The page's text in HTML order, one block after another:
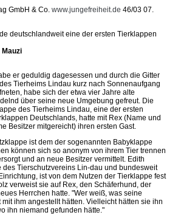
GmbH & Co. www.jungefreiheit.de 46/03 07.
deutschlandweit eine der ersten Tierklappen
Mauzi
er geduldig dagesessen und durch die Gitter
Tierheims Lindau kurz nach Sonnenaufgang
habe sich der etwa vier Jahre alte
über seine neue Umgebung gefreut. Die
des Tierheims Lindau, eine der ersten
Deutschlands, hatte mit Rex (Name und
Besitzer mitgereicht) ihren ersten Gast.
ist dem der sogenannten Babyklappe
können sich so anonym von ihrem Tier trennen
und an neue Besitzer vermittelt. Edith
des Tierschutzvereins Lin-dau und bundesweit
ist von dem Nutzen der Tierklappe fest
verweist sie auf Rex, den Schäferhund, der
Herrchen hatte. "Wer weiß, was seine
ihm angestellt hätten. Vielleicht hätten sie ihn
ihn niemand gefunden hätte."